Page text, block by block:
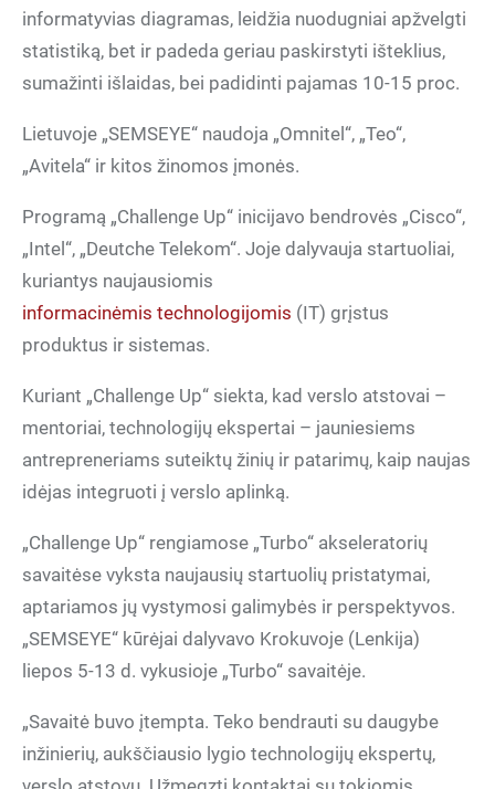
informatyvias diagramas, leidžia nuodugniai apžvelgti
statistiką, bet ir padeda geriau paskirstyti išteklius,
sumažinti išlaidas, bei padidinti pajamas 10-15 proc.
Lietuvoje „SEMSEYE“ naudoja „Omnitel“, „Teo“,
„Avitela“ ir kitos žinomos įmonės.
Programą „Challenge Up“ inicijavo bendrovės „Cisco“,
„Intel“, „Deutche Telekom“. Joje dalyvauja startuoliai,
kuriantys naujausiomis
informacinėmis technologijomis (IT) grįstus
produktus ir sistemas.
Kuriant „Challenge Up“ siekta, kad verslo atstovai –
mentoriai, technologijų ekspertai – jauniesiems
antrepreneriams suteiktų žinių ir patarimų, kaip naujas
idėjas integruoti į verslo aplinką.
„Challenge Up“ rengiamose „Turbo“ akseleratorių
savaitėse vyksta naujausių startuolių pristatymai,
aptariamos jų vystymosi galimybės ir perspektyvos.
„SEMSEYE“ kūrėjai dalyvavo Krokuvoje (Lenkija)
liepos 5-13 d. vykusioje „Turbo“ savaitėje.
„Savaitė buvo įtempta. Teko bendrauti su daugybe
inžinierių, aukščiausio lygio technologijų ekspertų,